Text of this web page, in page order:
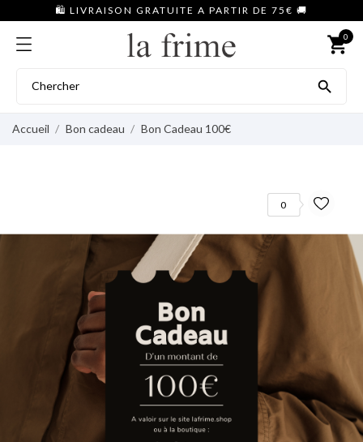
🛍️ LIVRAISON GRATUITE A PARTIR DE 75€ 🚚
shopping_cart
0

Accueil Bon cadeau Bon Cadeau 100€
0